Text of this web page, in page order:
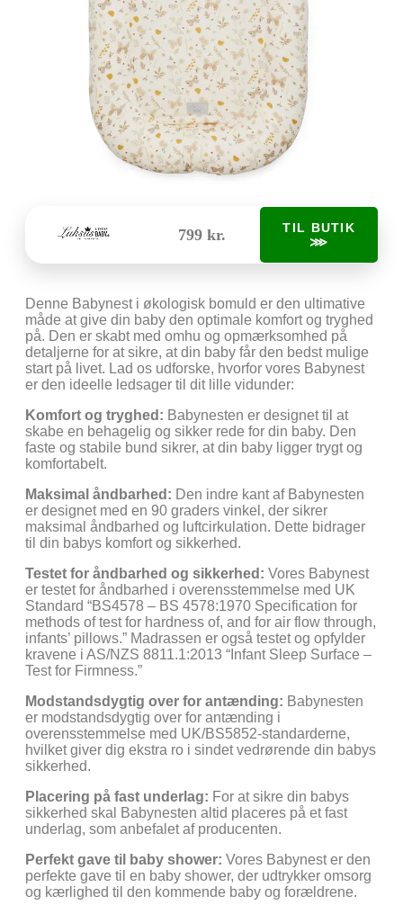
799 kr.
TIL BUTIK
⋙
Denne Babynest i økologisk bomuld er den ultimative
måde at give din baby den optimale komfort og tryghed
på. Den er skabt med omhu og opmærksomhed på
detaljerne for at sikre, at din baby får den bedst mulige
start på livet. Lad os udforske, hvorfor vores Babynest
er den ideelle ledsager til dit lille vidunder:
Komfort og tryghed: Babynesten er designet til at
skabe en behagelig og sikker rede for din baby. Den
faste og stabile bund sikrer, at din baby ligger trygt og
komfortabelt.
Maksimal åndbarhed: Den indre kant af Babynesten
er designet med en 90 graders vinkel, der sikrer
maksimal åndbarhed og luftcirkulation. Dette bidrager
til din babys komfort og sikkerhed.
Testet for åndbarhed og sikkerhed: Vores Babynest
er testet for åndbarhed i overensstemmelse med UK
Standard “BS4578 – BS 4578:1970 Specification for
methods of test for hardness of, and for air flow through,
infants’ pillows.” Madrassen er også testet og opfylder
kravene i AS/NZS 8811.1:2013 “Infant Sleep Surface –
Test for Firmness.”
Modstandsdygtig over for antænding: Babynesten
er modstandsdygtig over for antænding i
overensstemmelse med UK/BS5852-standarderne,
hvilket giver dig ekstra ro i sindet vedrørende din babys
sikkerhed.
Placering på fast underlag: For at sikre din babys
sikkerhed skal Babynesten altid placeres på et fast
underlag, som anbefalet af producenten.
Perfekt gave til baby shower: Vores Babynest er den
perfekte gave til en baby shower, der udtrykker omsorg
og kærlighed til den kommende baby og forældrene.